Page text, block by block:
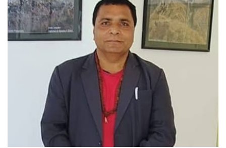
‘ईयुमा डट कम’ले बुधबारदेखि आफ्नो
औपचारिक सेवा सञ्चालनमा
हलमा छैन ‘गौँथली’को टिकट